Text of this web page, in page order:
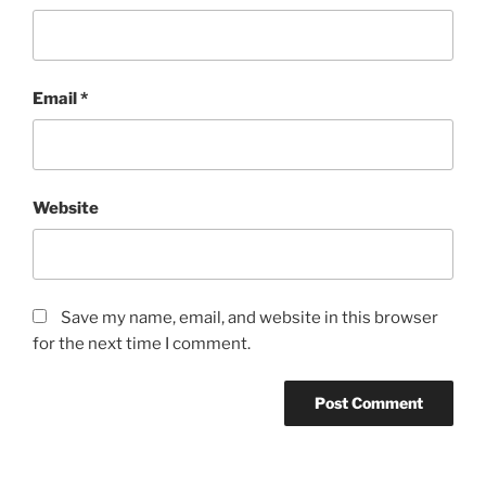
Email*
Website
Save my name, email, and website in this browser
for the next time I comment.